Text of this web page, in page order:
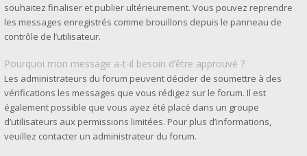
souhaitez finaliser et publier ultérieurement. Vous pouvez reprendre
les messages enregistrés comme brouillons depuis le panneau de
contrôle de l’utilisateur.
Pourquoi mon message a-t-il besoin d’être approuvé ?
Les administrateurs du forum peuvent décider de soumettre à des
vérifications les messages que vous rédigez sur le forum. Il est
également possible que vous ayez été placé dans un groupe
d’utilisateurs aux permissions limitées. Pour plus d’informations,
veuillez contacter un administrateur du forum.